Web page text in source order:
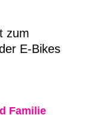
zum
E-Bikes
Familie